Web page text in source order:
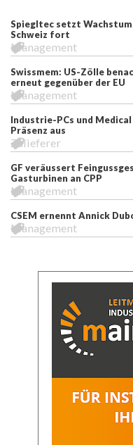
Spiegltec setzt
Schweiz fort
Management
Swissmem: US-Zölle
erneut gegenüber der EU
Management
Industrie-PCs und
Präsenz aus
Zulieferer
GF veräussert
Gasturbinen an CPP
Management
CSEM ernennt Annick
Management